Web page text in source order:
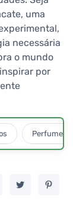
uma
necessária
o mundo
por
Perfumes